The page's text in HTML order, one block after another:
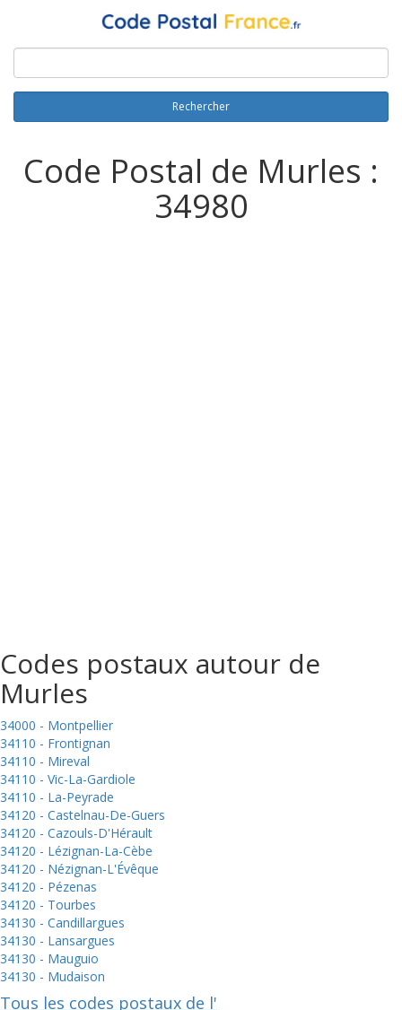
Rechercher
Code Postal de Murles :
34980
Codes postaux autour de
Murles
34000 - Montpellier
34110 - Frontignan
34110 - Mireval
34110 - Vic-La-Gardiole
34110 - La-Peyrade
34120 - Castelnau-De-Guers
34120 - Cazouls-D'Hérault
34120 - Lézignan-La-Cèbe
34120 - Nézignan-L'Évêque
34120 - Pézenas
34120 - Tourbes
34130 - Candillargues
34130 - Lansargues
34130 - Mauguio
34130 - Mudaison
Tous les codes postaux de l'